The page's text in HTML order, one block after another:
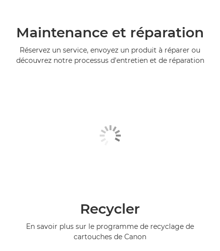
Maintenance et réparation
Réservez un service, envoyez un produit à réparer ou
découvrez notre processus d'entretien et de réparation
Recycler
En savoir plus sur le programme de recyclage de
cartouches de Canon